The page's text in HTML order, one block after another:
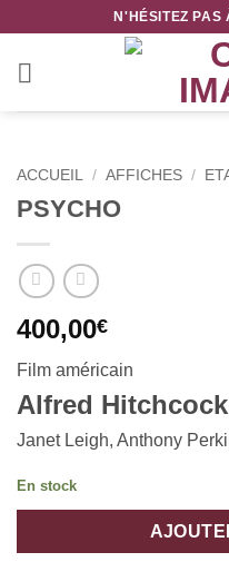
contenu
N'HÉSITEZ PAS
ACCUEIL / AFFICHES /
PSYCHO
400,00€
Film américain
Alfred
Janet Leigh, Anthony
En stock